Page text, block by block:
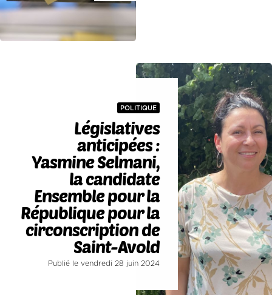
POLITIQUE
Législatives
anticipées :
Yasmine Selmani,
la candidate
Ensemble pour la
République pour la
circonscription de
Saint-Avold
Publié le vendredi 28 juin 2024